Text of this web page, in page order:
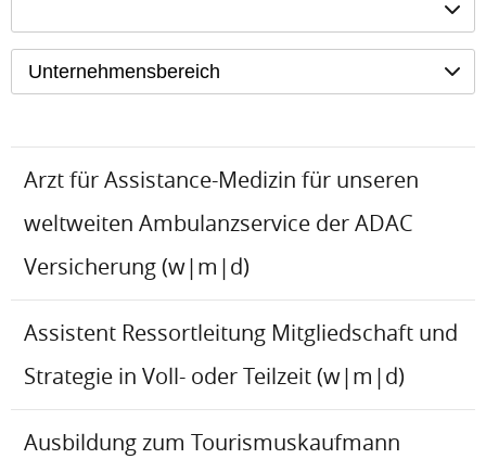
Unternehmensbereich
Arzt für Assistance-Medizin für unseren
weltweiten Ambulanzservice der ADAC
Versicherung (w|m|d)
Assistent Ressortleitung Mitgliedschaft und
Strategie in Voll- oder Teilzeit (w|m|d)
Ausbildung zum Tourismuskaufmann